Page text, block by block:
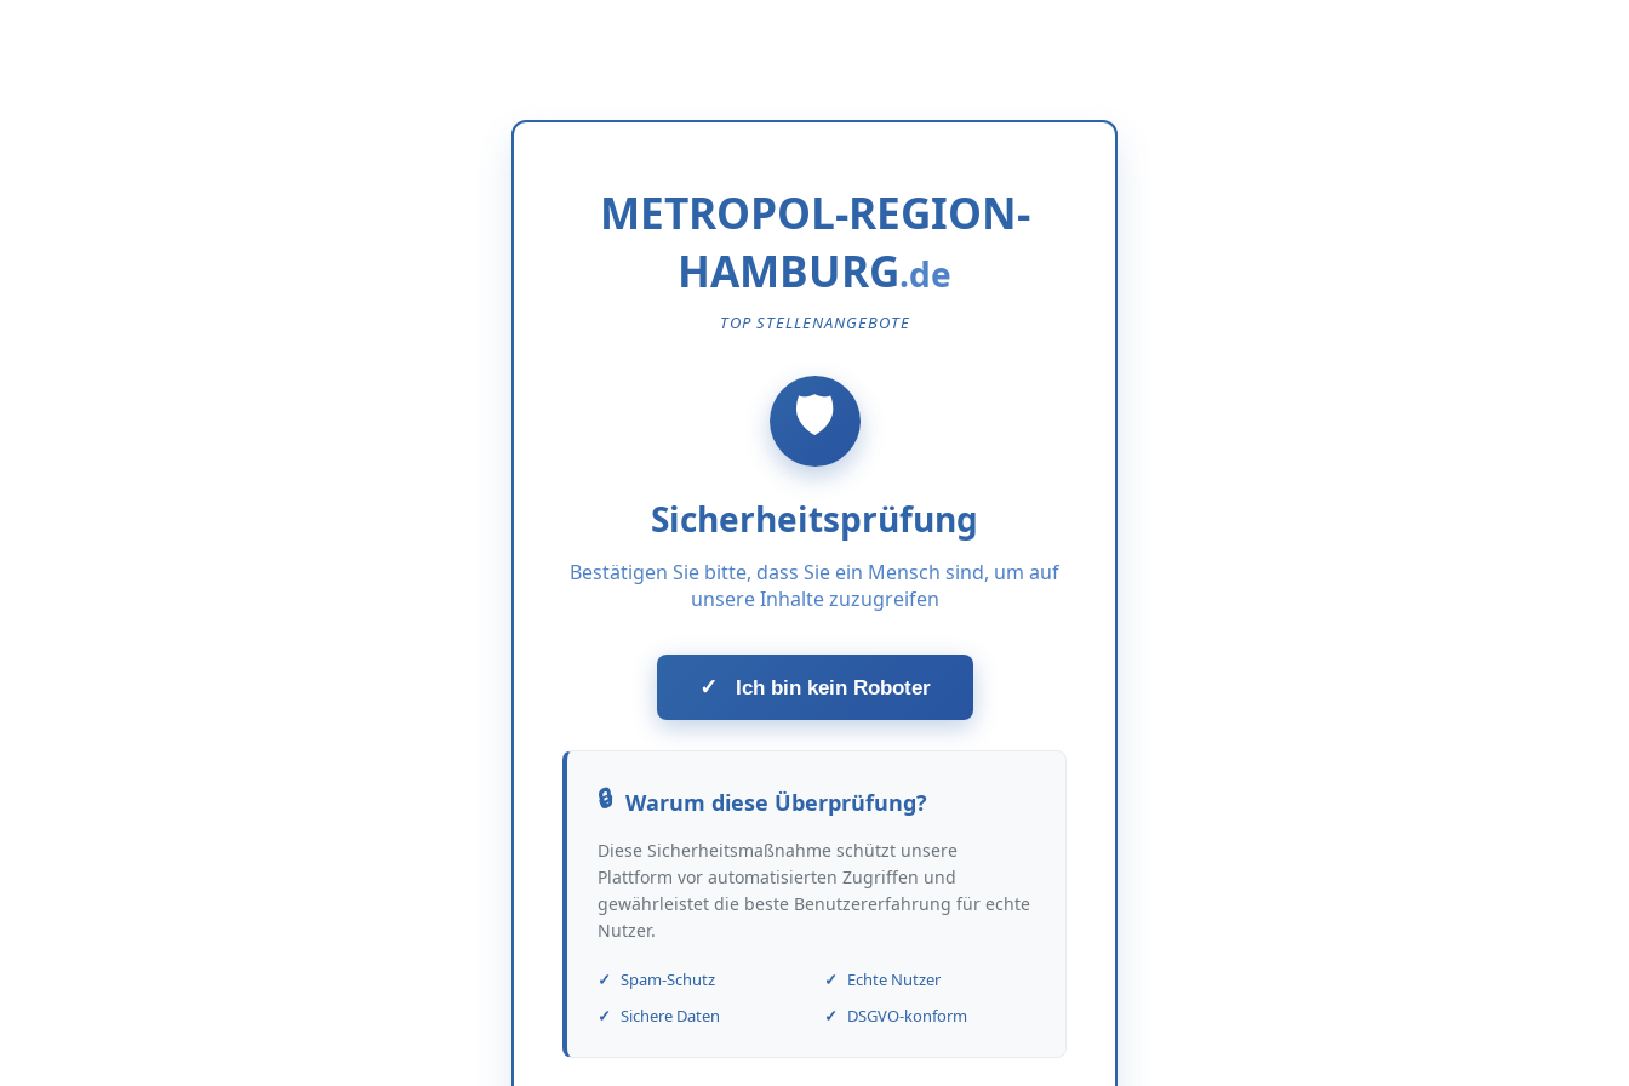
METROPOL-REGION-
HAMBURG
TOP STELLENANGEBOTE
Sicherheitsprüfung
Bestätigen Sie bitte, dass Sie ein Mensch sind, um auf
unsere Inhalte zuzugreifen
✓ Ich bin kein Roboter
Warum diese Überprüfung?
Diese Sicherheitsmaßnahme schützt unsere
Plattform vor automatisierten Zugriffen und
gewährleistet die beste Benutzererfahrung für echte
Nutzer.
Spam-Schutz
Echte Nutzer
Sichere Daten
DSGVO-konform